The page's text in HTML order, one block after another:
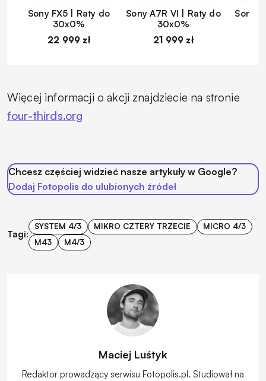
Sony FX5 | Raty do
30x0%
22 999 zł
Sony A7R VI | Raty do
30x0%
21 999 zł
Sony
Więcej informacji o akcji znajdziecie na stronie
four-thirds.org
Chcesz częściej widzieć nasze artykuły w Google?
Dodaj Fotopolis do ulubionych źródeł
Tagi:
SYSTEM 4/3 MIKRO CZTERY TRZECIE
MICRO 4/3
M43
M4/3
Maciej Luśtyk
Redaktor prowadzący serwisu Fotopolis.pl. Studiował na